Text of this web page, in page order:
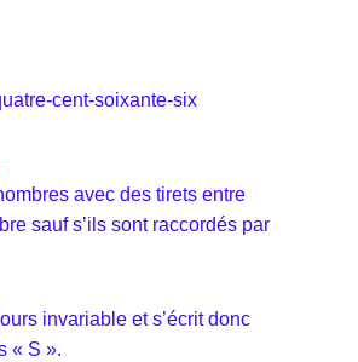
cent-soixante-six
avec des tirets entre
sauf s’ils sont raccordés par
invariable et s’écrit donc
« S ».